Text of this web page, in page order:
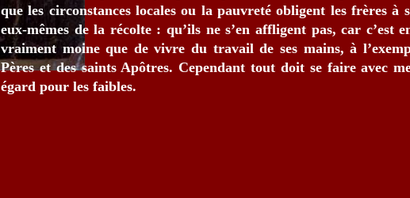
que les circonstances locales ou la pauvreté obligent les frères à
eux-mêmes de la récolte : qu’ils ne s’en affligent pas, car c’est
vraiment moine que de vivre du travail de ses mains, à
Pères et des saints Apôtres. Cependant tout doit se faire avec
égard pour les faibles.